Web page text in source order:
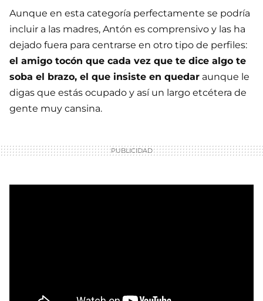
Aunque en esta categoría perfectamente se podría
incluir a las madres, Antón es comprensivo y las ha
dejado fuera para centrarse en otro tipo de perfiles:
el amigo tocón que cada vez que te dice algo te
soba el brazo, el que insiste en quedar aunque le
digas que estás ocupado y así un largo etcétera de
gente muy cansina.